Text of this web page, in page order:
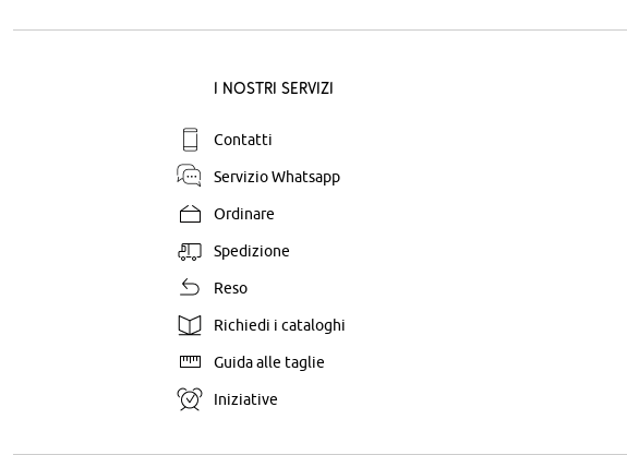
I nostri servizi
Contatti
Servizio Whatsapp
Ordinare
Spedizione
Reso
Richiedi i cataloghi
Guida alle taglie
Iniziative